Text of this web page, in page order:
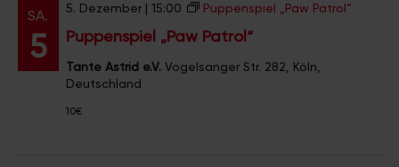
SA.
5 Puppenspiel „Paw Patrol“
5. Dezember | 15:00 Puppenspiel „Paw Patrol“
Tante Astrid e.V. Vogelsanger Str. 282, Köln,
Deutschland
10€